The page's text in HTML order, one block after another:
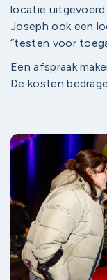
locatie
Joseph ook een
“testen voor
Een afspraak
De kosten